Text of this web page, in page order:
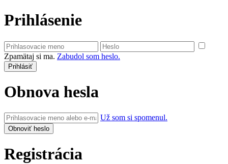
Prihlásenie
Zpamätaj si ma. Zabudol som heslo.
Obnova hesla
Už som si spomenul.
Registrácia